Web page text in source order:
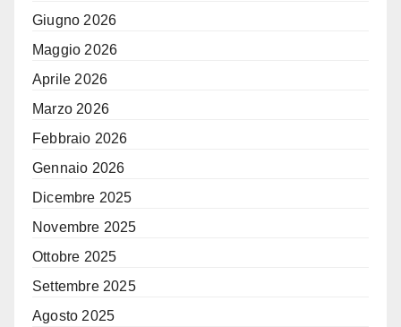
Giugno 2026
Maggio 2026
Aprile 2026
Marzo 2026
Febbraio 2026
Gennaio 2026
Dicembre 2025
Novembre 2025
Ottobre 2025
Settembre 2025
Agosto 2025